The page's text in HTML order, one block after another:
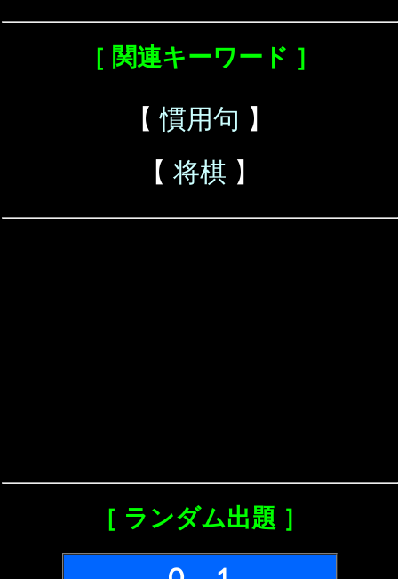
［ 関連キーワード ］
【慣用句 】
【 将棋 】
［ ランダム出題 ］